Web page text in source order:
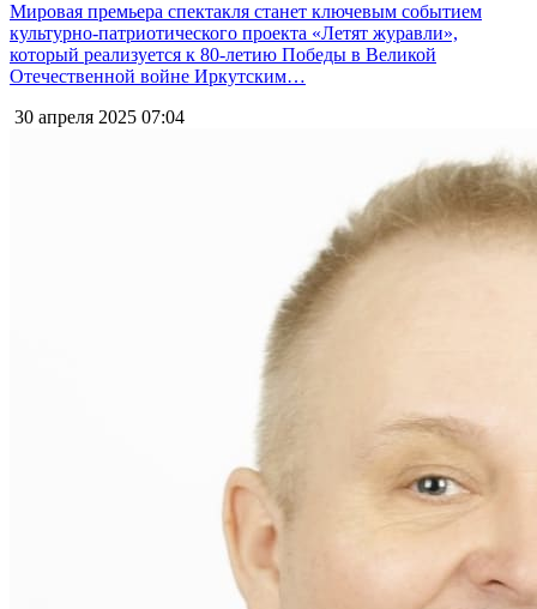
Мировая премьера спектакля станет ключевым событием
культурно-патриотического проекта «Летят журавли»,
который реализуется к 80-летию Победы в Великой
Отечественной войне Иркутским…
30 апреля 2025 07:04